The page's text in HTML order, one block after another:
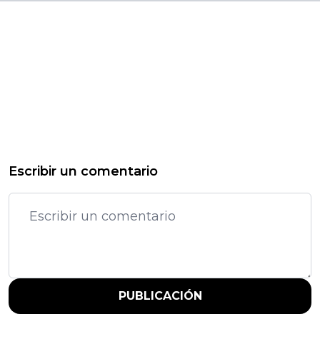
Escribir un comentario
PUBLICACIÓN